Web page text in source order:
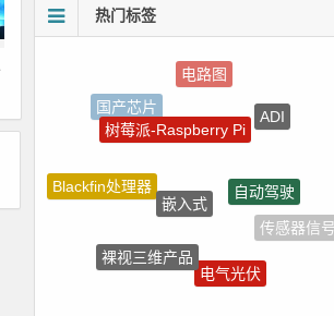
热门标签
传感器信号
电气光伏
裸视三维产品
Blackfin处理器
国产芯片
电路图
ADI
树莓派-Raspberry Pi